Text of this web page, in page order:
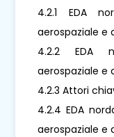
4.2.1 EDA
aerospaziale e
4.2.2 EDA
aerospaziale e
4.2.3 Attori
4.2.4 EDA
aerospaziale e